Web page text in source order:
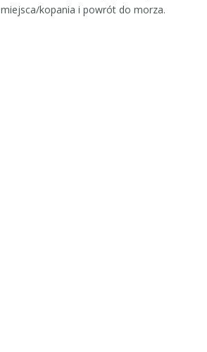
kopania i powrót do morza.